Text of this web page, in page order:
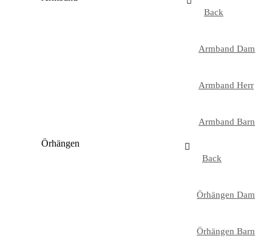
Back
Armband Dam
Armband Herr
Armband Barn
Örhängen
Back
Örhängen Dam
Örhängen Barn